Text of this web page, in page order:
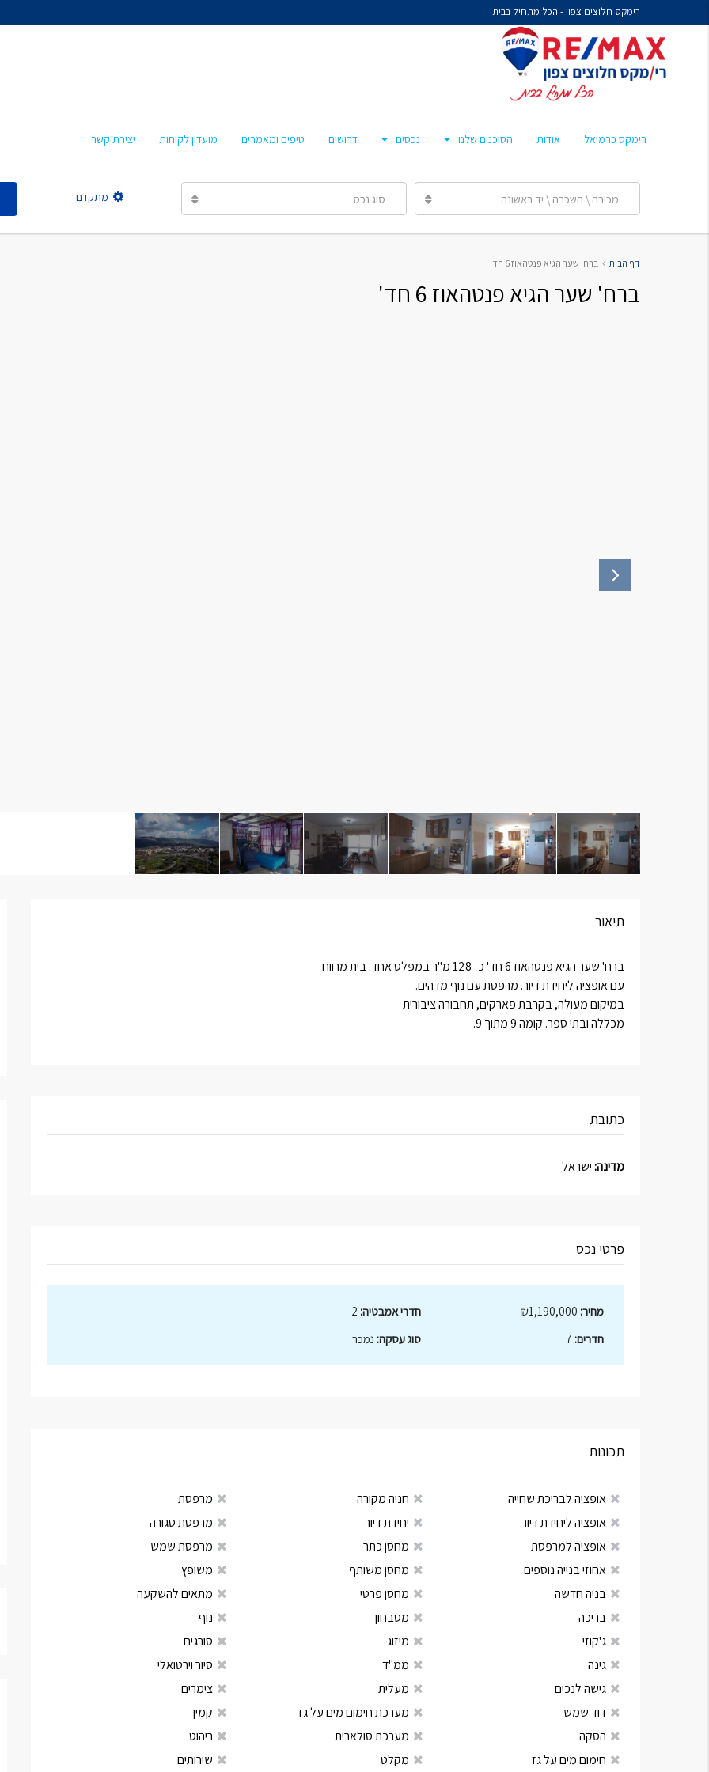
רימקס חלוצים צפון - הכל מתחיל בבית
רימקס כרמיאל אודות הסוכנים שלנו
מיכל קורלנד
מרסלו גלז
נכסים דרושים טיפים ומאמרים מועדון לקוחות יצירת קשר
מכירה \ השכרה \ יד ראשונה סוג נכס מתקדם
דף הבית ברח' שער הגיא פנטהאוז 6 חד'
ברח' שער הגיא פנטהאוז 6 חד'
תיאור
ברח' שער הגיא פנטהאוז 6 חד' כ- 128 מ"ר במפלס אחד. בית מרווח
עם אופציה ליחידת דיור. מרפסת עם נוף מדהים.
במיקום מעולה, בקרבת פארקים, תחבורה ציבורית
מכללה ובתי ספר. קומה 9 מתוך 9.
כתובת
מדינה:ישראל
פרטי נכס
מחיר:
חדרים:
חדרי אמבטיה:
סוג עסקה: נמכר
תכונות
אופציה לבריכת שחייה
אופציה ליחידת דיור
אופציה למרפסת
אחוזי בנייה נוספים
בניה חדשה
בריכה
ג'קוזי
גינה
גישה לנכים
דוד שמש
הסקה
חימום מים על גז
חניה מקורה
יחידת דיור
מחסן כתר
מחסן משותף
מחסן פרטי
מטבחון
מיזוג
ממ"ד
מעלית
מערכת חימום מים על גז
מערכת סולארית
מקלט
מרפסת
מרפסת סגורה
מרפסת שמש
משופץ
מתאים להשקעה
נוף
סורגים
סיור וירטואלי
צימרים
קמין
ריהוט
שירותים
נח איציקזון- זכיין
חן צאיג – מאמן סוכנים
טלי עזרא